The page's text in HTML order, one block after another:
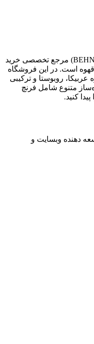
فروشگاه آنلاین بهنام کافه (BEHNAMCAFE) مرجع تخصصی خرید
است. در این فروشگاه
روبوستا و ترکیبی
متنوع شامل فرنچ
کنید.
دهنده وبسایت و